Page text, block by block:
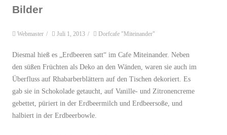
Bilder
Webmaster / Juli 1, 2013 / Dorfcafe "Miteinander"
Diesmal hieß es „Erdbeeren satt“ im Cafe Miteinander. Neben
den süßen Früchten als Deko an den Wänden, waren sie auch im
Überfluss auf Rhabarberblättern auf den Tischen dekoriert. Es
gab sie in Schokolade getaucht, auf Vanille- und Zitronencreme
gebettet, püriert in der Erdbeermilch und Erdbeersoße, und
halbiert in der Erdbeerbowle.